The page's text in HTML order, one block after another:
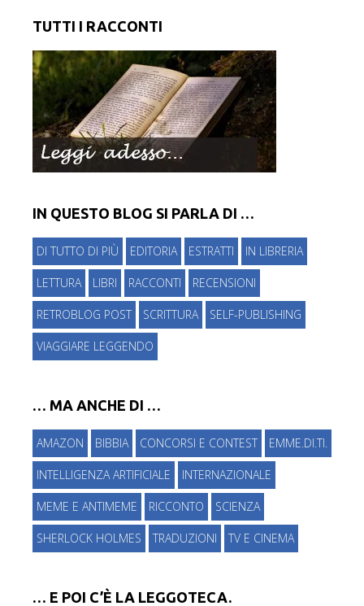
TUTTI I RACCONTI
IN QUESTO BLOG SI PARLA DI …
DI TUTTO DI PIÙ EDITORIA ESTRATTI IN LIBRERIA
LETTURA LIBRI RACCONTI RECENSIONI
RETROBLOG POST SCRITTURA SELF-PUBLISHING
VIAGGIARE LEGGENDO
… MA ANCHE DI …
AMAZON BIBBIA CONCORSI E CONTEST EMME.DI.TI.
INTELLIGENZA ARTIFICIALE INTERNAZIONALE
MEME E ANTIMEME RICCONTO SCIENZA
SHERLOCK HOLMES TRADUZIONI TV E CINEMA
… E POI C’È LA LEGGOTECA.